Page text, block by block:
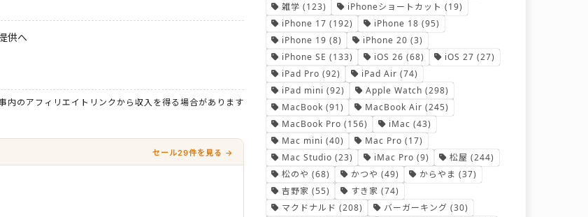
供へ
事内のアフィリエイトリンクから収入を得る場合があります
セール29件を見る →
雑学 (123) iPhoneショートカット (19)
iPhone 17 (192) iPhone 18 (95)
iPhone 19 (8) iPhone 20 (3)
iPhone SE (133) iOS 26 (68) iOS 27 (27)
iPad Pro (92) iPad Air (74)
iPad mini (92) Apple Watch (298)
MacBook (91) MacBook Air (245)
MacBook Pro (156) iMac (43)
Mac mini (40) Mac Pro (17)
Mac Studio (23) iMac Pro (9) 松屋 (244)
松のや (68) かつや (49) からやま (37)
吉野家 (55) すき家 (74)
マクドナルド (208) バーガーキング (30)